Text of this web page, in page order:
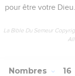
pour être votre
La Bible Du Semeur
Nombres 16